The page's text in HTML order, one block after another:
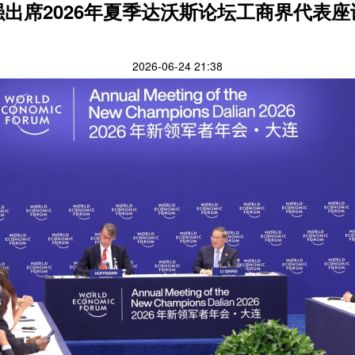
席2026年夏季达沃斯论坛工商界代表
2026-06-24 21:38